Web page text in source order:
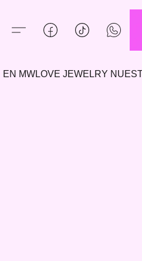
EN MWLOVE JEWELRY